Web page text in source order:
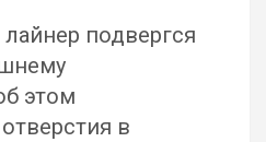
подвергся
этом
в